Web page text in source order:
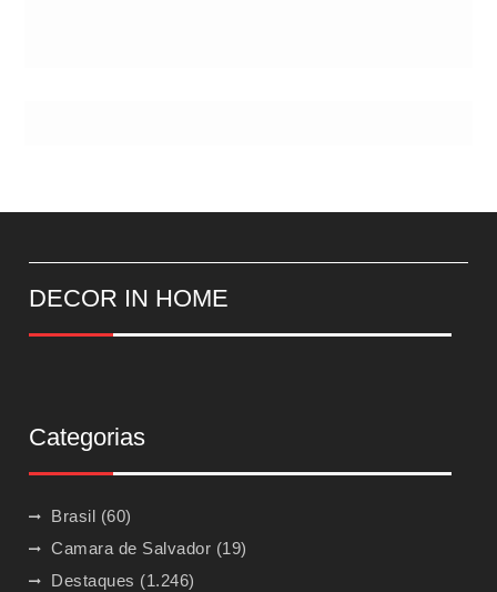
DECOR IN HOME
Categorias
Brasil (60)
Camara de Salvador (19)
Destaques (1.246)